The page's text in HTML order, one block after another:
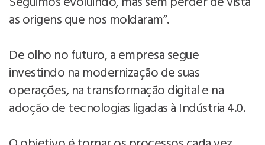
as origens que nos moldaram”.
De olho no futuro, a empresa segue
investindo na modernização de suas
operações, na transformação digital e na
adoção de tecnologias ligadas à Indústria 4.0.